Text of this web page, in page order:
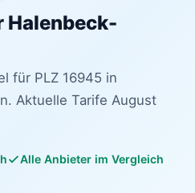
Halenbeck-
für PLZ 16945 in
Aktuelle Tarife August
Alle Anbieter im Vergleich